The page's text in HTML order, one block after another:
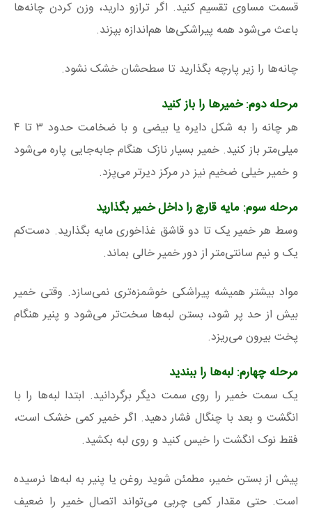
قسمت مساوی تقسیم کنید. اگر ترازو دارید، وزن کردن چانه‌ها
باعث می‌شود همه پیراشکی‌ها هم‌اندازه بپزند.
چانه‌ها را زیر پارچه بگذارید تا سطحشان خشک نشود.
مرحله دوم: خمیرها را باز کنید
هر چانه را به شکل دایره یا بیضی و با ضخامت حدود ۳ تا ۴
میلی‌متر باز کنید. خمیر بسیار نازک هنگام جابه‌جایی پاره می‌شود
و خمیر خیلی ضخیم نیز در مرکز دیرتر می‌پزد.
مرحله سوم: مایه قارچ را داخل خمیر بگذارید
وسط هر خمیر یک تا دو قاشق غذاخوری مایه بگذارید. دست‌کم
یک و نیم سانتی‌متر از دور خمیر خالی بماند.
مواد بیشتر همیشه پیراشکی خوشمزه‌تری نمی‌سازد. وقتی خمیر
بیش از حد پر شود، بستن لبه‌ها سخت‌تر می‌شود و پنیر هنگام
پخت بیرون می‌ریزد.
مرحله چهارم: لبه‌ها را ببندید
یک سمت خمیر را روی سمت دیگر برگردانید. ابتدا لبه‌ها را با
انگشت و بعد با چنگال فشار دهید. اگر خمیر کمی خشک است،
فقط نوک انگشت را خیس کنید و روی لبه بکشید.
پیش از بستن خمیر، مطمئن شوید روغن یا پنیر به لبه‌ها نرسیده
است. حتی مقدار کمی چربی می‌تواند اتصال خمیر را ضعیف